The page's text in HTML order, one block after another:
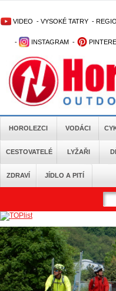
VIDEO - VYSOKÉ TATRY -
- INSTAGRAM -
HOROLEZCI VODÁCI
CESTOVATELÉ LYŽAŘI
ZDRAVÍ JÍDLO A PITÍ